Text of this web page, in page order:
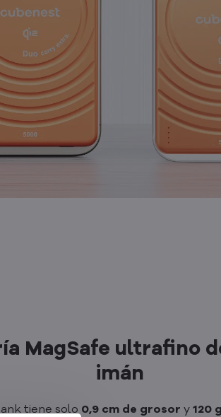
MagSafe ultrafino
imán
tiene solo 0,9 cm de grosor y120